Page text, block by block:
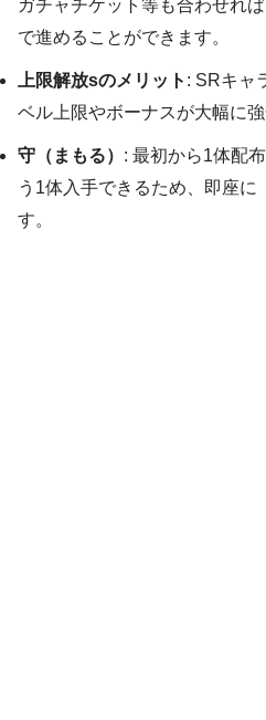
ガチャチケット等も合わせれ
で進めることができます。
上限解放sのメリット : SRキャ
ベル上限やボーナスが大幅に強
守（まもる） : 最初から1体配
う1体入手できるため、即座
す。